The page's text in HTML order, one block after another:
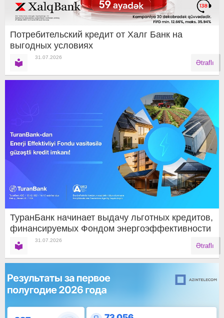
Потребительский кредит от Халг Банк на
выгодных условиях
31.07.2026
Ətraflı
ТуранБанк начинает выдачу льготных кредитов,
финансируемых Фондом энергоэффективности
31.07.2026
Ətraflı